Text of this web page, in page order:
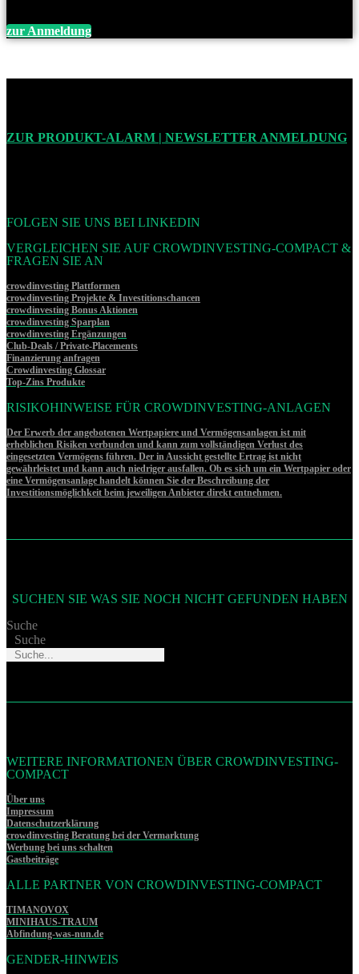
zur Anmeldung
ZUR PRODUKT-ALARM | NEWSLETTER ANMELDUNG
FOLGEN SIE UNS BEI LINKEDIN
VERGLEICHEN SIE AUF CROWDINVESTING-COMPACT &
FRAGEN SIE AN
crowdinvesting Plattformen
crowdinvesting Projekte & Investitionschancen
crowdinvesting Bonus Aktionen
crowdinvesting Sparplan
crowdinvesting Ergänzungen
Club-Deals / Private-Placements
Finanzierung anfragen
Crowdinvesting Glossar
Top-Zins Produkte
RISIKOHINWEISE FÜR CROWDINVESTING-ANLAGEN
Der Erwerb der angebotenen Wertpapiere und Vermögensanlagen ist mit
erheblichen Risiken verbunden und kann zum vollständigen Verlust des
eingesetzten Vermögens führen. Der in Aussicht gestellte Ertrag ist nicht
gewährleistet und kann auch niedriger ausfallen. Ob es sich um ein Wertpapier oder
eine Vermögensanlage handelt können Sie der Beschreibung der
Investitionsmöglichkeit beim jeweiligen Anbieter direkt entnehmen.
SUCHEN SIE WAS SIE NOCH NICHT GEFUNDEN HABEN
Suche
Suche
WEITERE INFORMATIONEN ÜBER CROWDINVESTING-
COMPACT
Über uns
Impressum
Datenschutzerklärung
crowdinvesting Beratung bei der Vermarktung
Werbung bei uns schalten
Gastbeiträge
ALLE PARTNER VON CROWDINVESTING-COMPACT
TIMANOVOX
MINIHAUS-TRAUM
Abfindung-was-nun.de
GENDER-HINWEIS